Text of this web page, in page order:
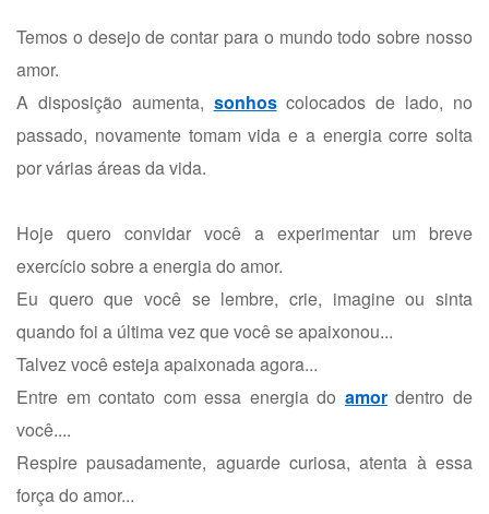
Temos o desejo de contar para o mundo todo sobre nosso
amor.
A disposição aumenta, sonhoscolocados de lado, no
passado, novamente tomam vida e a energia corre solta
por várias áreas da vida.
Hoje quero convidar você a experimentar um breve
exercício sobre a energia do amor.
Eu quero que você se lembre, crie, imagine ou sinta
quando foi a última vez que você se apaixonou...
Talvez você esteja apaixonada agora...
Entre em contato com essa energia do amordentro de
você....
Respire pausadamente, aguarde curiosa, atenta à essa
força do amor...